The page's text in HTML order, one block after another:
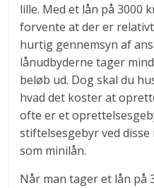
lille. Med et lån på 3000
forvente at der er
hurtig gennemsyn af
lånudbyderne tager
beløb ud. Dog skal du
hvad det koster at
ofte er et
stiftelsesgebyr ved
som minilån.
Når man tager et lån på